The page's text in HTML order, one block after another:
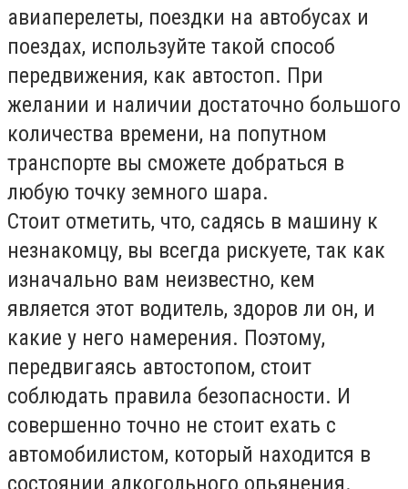
авиаперелеты, поездки на автобусах и
поездах, используйте такой способ
передвижения, как автостоп. При
желании и наличии достаточно большого
количества времени, на попутном
транспорте вы сможете добраться в
любую точку земного шара.
Стоит отметить, что, садясь в машину к
незнакомцу, вы всегда рискуете, так как
изначально вам неизвестно, кем
является этот водитель, здоров ли он, и
какие у него намерения. Поэтому,
передвигаясь автостопом, стоит
соблюдать правила безопасности. И
совершенно точно не стоит ехать с
автомобилистом, который находится в
состоянии алкогольного опьянения.